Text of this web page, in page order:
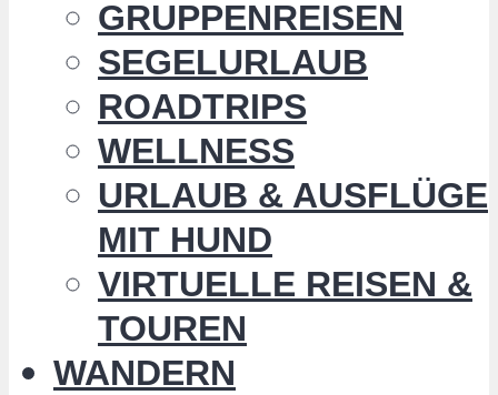
GRUPPENREISEN
SEGELURLAUB
ROADTRIPS
WELLNESS
URLAUB & AUSFLÜGE
MIT HUND
VIRTUELLE REISEN &
TOUREN
WANDERN